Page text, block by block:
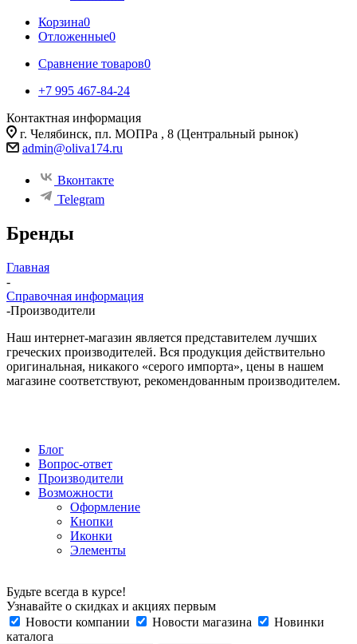
Корзина0
Отложенные0
Сравнение товаров0
+7 995 467‑84‑24
Контактная информация
г. Челябинск, пл. МОПРа , 8 (Центральный рынок)
admin@oliva174.ru
Вконтакте
Telegram
Бренды
Главная
-
Справочная информация
-Производители
Наш интернет-магазин является представителем лучших
греческих производителей. Вся продукция действительно
оригинальная, никакого «серого импорта», цены в нашем
магазине соответствуют, рекомендованным производителем.
Блог
Вопрос-ответ
Производители
Возможности
Оформление
Кнопки
Иконки
Элементы
Будьте всегда в курсе!
Узнавайте о скидках и акциях первым
Новости компании
Новости магазина
Новинки
каталога